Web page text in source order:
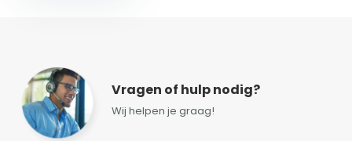
Vragen of hulp nodig?
Wij helpen je graag!